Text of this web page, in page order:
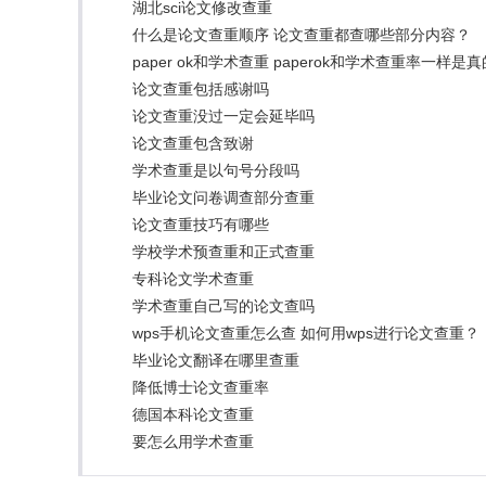
湖北sci论文修改查重
什么是论文查重顺序 论文查重都查哪些部分内容？
paper ok和学术查重 paperok和学术查重率一样是真
论文查重包括感谢吗
论文查重没过一定会延毕吗
论文查重包含致谢
学术查重是以句号分段吗
毕业论文问卷调查部分查重
论文查重技巧有哪些
学校学术预查重和正式查重
专科论文学术查重
学术查重自己写的论文查吗
wps手机论文查重怎么查 如何用wps进行论文查重？
毕业论文翻译在哪里查重
降低博士论文查重率
德国本科论文查重
要怎么用学术查重